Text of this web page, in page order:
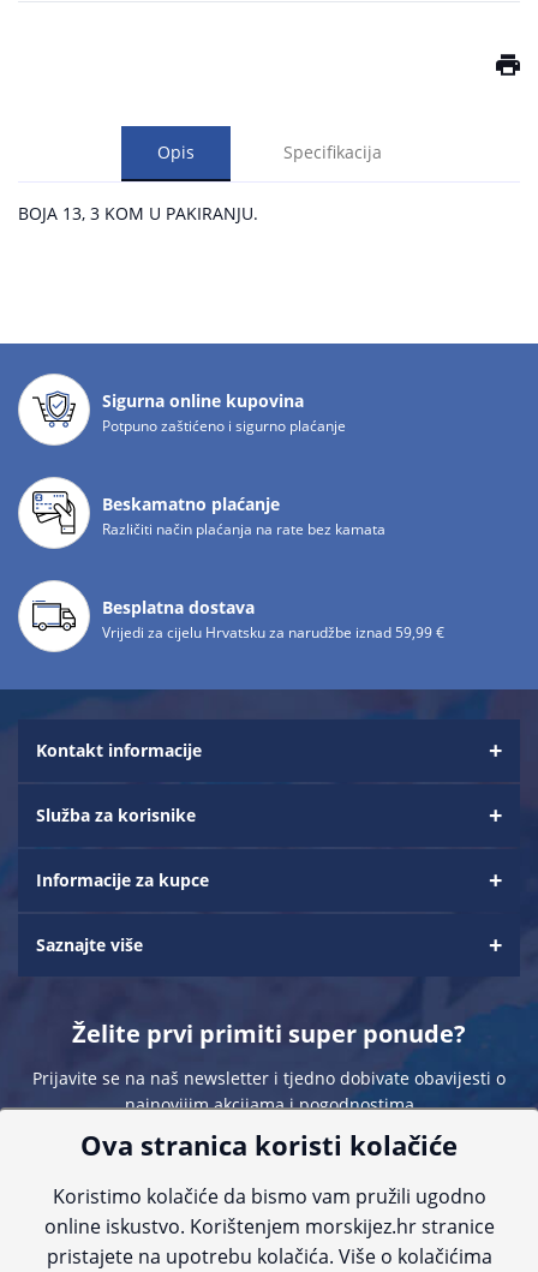
Opis Specifikacija
BOJA 13, 3 KOM U PAKIRANJU.
Sigurna online kupovina
Potpuno zaštićeno i sigurno plaćanje
Beskamatno plaćanje
Različiti način plaćanja na rate bez kamata
Besplatna dostava
Vrijedi za cijelu Hrvatsku za narudžbe iznad 59,99 €
Kontakt informacije
Služba za korisnike
Informacije za kupce
Saznajte više
Želite prvi primiti super ponude?
Prijavite se na naš newsletter i tjedno dobivate obavijesti o
najnovijim akcijama i pogodnostima
Ova stranica koristi kolačiće
Koristimo kolačiće da bismo vam pružili ugodno
online iskustvo. Korištenjem morskijez.hr stranice
pristajete na upotrebu kolačića. Više o kolačićima